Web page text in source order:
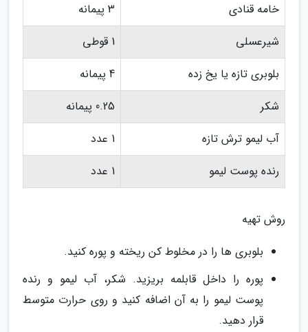
خامه قنادی
3 پیمانه
شیرعسلی
1 قوطی
بلوبری تازه یا یخ زده
4 پیمانه
شکر
0.25 پیمانه
آب لیمو ترش تازه
1 عدد
رنده پوست لیمو
1 عدد
روش تهیه
بلوبری ها را در مخلوط کن ریخته و پوره کنید.
پوره را داخل قابلمه بریزید. شکر، آب لیمو و رنده
پوست لیمو را به آن اضافه کنید و روی حرارت متوسط
قرار دهید.